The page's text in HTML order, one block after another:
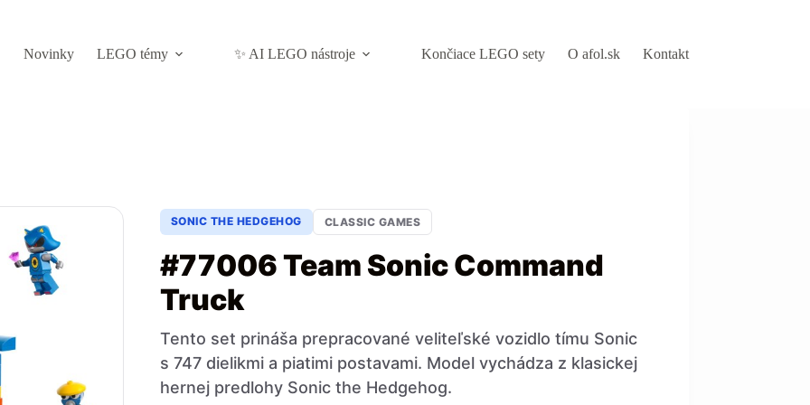
Novinky
LEGO témy ✨ AI LEGO nástroje Končiace LEGO sety O afol.sk Kontakt
SONIC THE HEDGEHOG CLASSIC GAMES
#77006 Team Sonic Command
Truck
Tento set prináša prepracované veliteľské vozidlo tímu Sonic
s 747 dielikmi a piatimi postavami. Model vychádza z klasickej
hernej predlohy Sonic the Hedgehog.